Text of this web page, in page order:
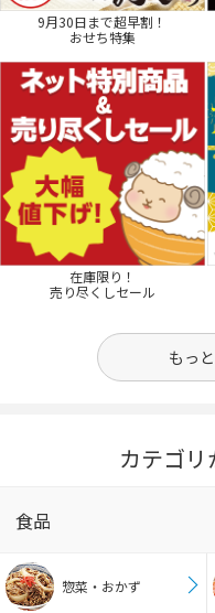
9月30日まで超早割！
おせち特集
在庫限り！
売り尽くしセール
もっ
カテゴ
食品
惣菜・おかず